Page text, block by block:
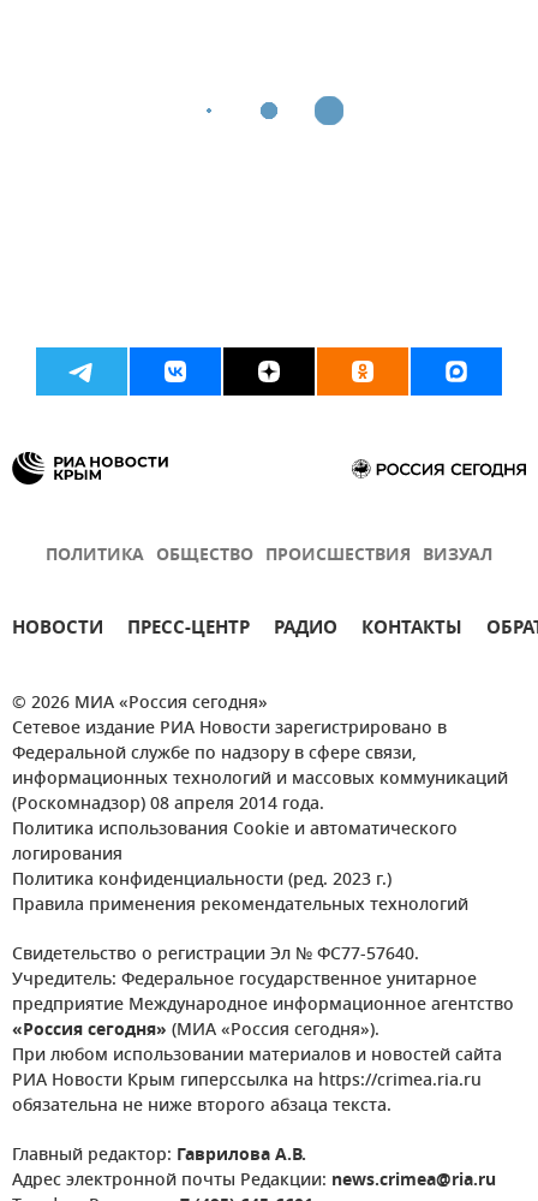
ПОЛИТИКА ОБЩЕСТВО ПРОИСШЕСТВИЯ ВИЗУАЛ
НОВОСТИ ПРЕСС-ЦЕНТР РАДИО КОНТАКТЫ
© 2026 МИА «Россия сегодня»
Сетевое издание РИА Новости зарегистрировано в
Федеральной службе по надзору в сфере связи,
информационных технологий и массовых коммуникаций
(Роскомнадзор) 08 апреля 2014 года.
Политика использования Cookie и автоматического
логирования
Политика конфиденциальности (ред. 2023 г.)
Правила применения рекомендательных технологий
Свидетельство о регистрации Эл № ФС77-57640.
Учредитель: Федеральное государственное унитарное
предприятие Международное информационное агентство
«Россия сегодня» (МИА «Россия сегодня»).
При любом использовании материалов и новостей сайта
РИА Новости Крым гиперссылка на https://crimea.ria.ru
обязательна не ниже второго абзаца текста.
Главный редактор: Гаврилова А.В.
Адрес электронной почты Редакции: news.crimea@ria.ru